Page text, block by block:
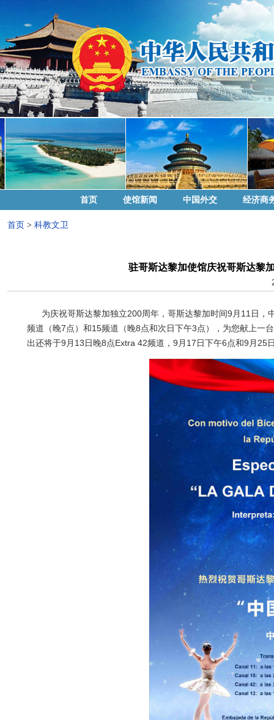
首页 使馆新闻 中国外交 经济商
首页 > 科教文卫
驻哥斯达黎加使馆庆祝哥斯达黎
为庆祝哥斯达黎加独立200周年，哥斯达黎加时间9月11日，
频道（晚7点）和15频道（晚8点和次日下午3点），为您献上一
出还将于9月13日晚8点Extra 42频道，9月17日下午6点和9月25